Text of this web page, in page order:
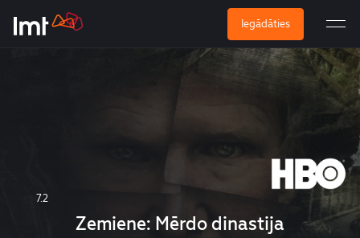
Iegādāties
7.2
Zemiene: Mērdo dinastija